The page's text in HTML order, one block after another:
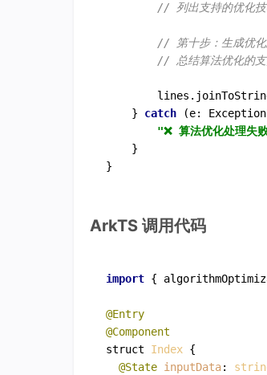
// 列出支持的优化
// 第十步：生成优化
// 总结算法优化的支
    }
catch (e:
"❌ 算法优化处理
    }
ArkTS 调用代码
import {
@Entry
@Component
struct Index {
@State inputData: